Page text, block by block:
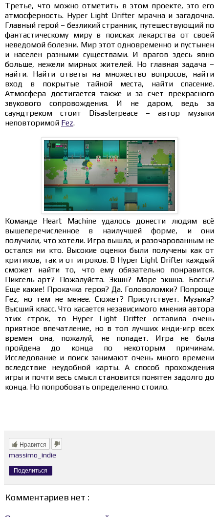
Третье, что можно отметить в этом проекте, это его
атмосферность. Hyper Light Drifter мрачна и загадочна.
Главный герой – безликий странник, путешествующий по
фантастическому миру в поисках лекарства от своей
неведомой болезни. Мир этот одновременно и пустынен
и населен разными существами. И врагов здесь явно
больше, нежели мирных жителей. Но главная задача –
найти. Найти ответы на множество вопросов, найти
вход в покрытые тайной места, найти спасение.
Атмосфера достигается также и за счет прекрасного
звукового сопровождения. И не даром, ведь за
саундтреком стоит Disasterpeace – автор музыки
неповторимой Fez.
Команде Heart Machine удалось донести людям всё
вышеперечисленное в наилучшей форме, и они
получили, что хотели. Игра вышла, и разочарованным не
остался ни кто. Высокие оценки были получены как от
критиков, так и от игроков. В Hyper Light Drifter каждый
сможет найти то, что ему обязательно понравится.
Пиксель-арт? Пожалуйста. Экшн? Море экшна. Боссы?
Еще какие! Прокачка героя? Да. Головоломки? Попроще
Fez, но тем не менее. Сюжет? Присутствует. Музыка?
Высший класс. Что касается независимого мнения автора
этих строк, то Hyper Light Drifter оставила очень
приятное впечатление, но в топ лучших инди-игр всех
времен она, пожалуй, не попадет. Игра не была
пройдена до конца по некоторым причинам.
Исследование и поиск занимают очень много времени
вследствие неудобной карты. А способ прохождения
игры и почти весь смысл становится понятен задолго до
конца. Но попробовать определенно стоило.
Нравится
massimo_indie
Поделиться
Комментариев нет :